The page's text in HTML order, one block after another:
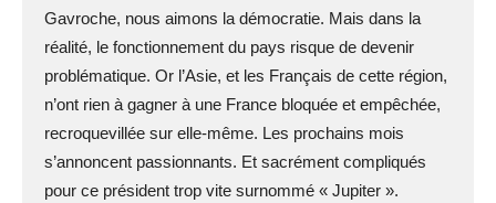
Gavroche, nous aimons la démocratie. Mais dans la
réalité, le fonctionnement du pays risque de devenir
problématique. Or l’Asie, et les Français de cette région,
n’ont rien à gagner à une France bloquée et empêchée,
recroquevillée sur elle-même. Les prochains mois
s’annoncent passionnants. Et sacrément compliqués
pour ce président trop vite surnommé « Jupiter ».